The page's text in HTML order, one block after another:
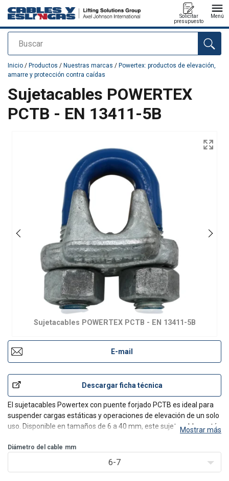
Buscar
Solicitar
presupuesto
Menú
Agregado a su presupuesto
Inicio / Productos / Nuestras marcas / Powertex: productos de elevación,
amarre y protección contra caídas
Sujetacables POWERTEX
PCTB - EN 13411-5B
Sujetacables POWERTEX PCTB - EN 13411-5B
E-mail
Descargar ficha técnica
El sujetacables Powertex con puente forjado PCTB es ideal para
suspender cargas estáticas y operaciones de elevación de un solo
uso. Disponible en tamaños de 6 a 40 mm, este sujetacables está
garantiza el cumplimiento y la fiabilida
Mostrar más
Diámetro del cable mm
6-7